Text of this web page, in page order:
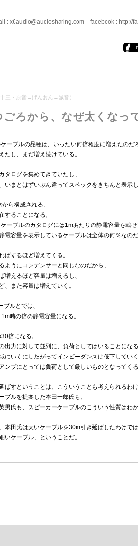
: x6audio@audiosharing.com facebook : http://
三・原音→げんおん→減音）
ろから、なぜ太くなっ
ーブルの品種は、いったい何倍程度に増えたのだ
たし、まだ増え続けている。
タログを集めてきていたし、
いまとはずいぶん違ってスペックをきちんと表示し
ら構成される。
することになる。
ーブルのカタログには1mあたりの静電容量を載せ
電容量を表示しているケーブルは全体の何％なのだ
ばするほど増えてくる。
ようにコンデンサーと同じなのだから、
増えるほど容量は増えるし、
、また容量は増えていく。
ルとでは、
時の倍の静電容量になる。
倍になる。
出力に対して並列に、負荷としてはいることになる
にいくにしたがってインピーダンスは低下していく
ンプにとっては負荷として厳しいものとなってくる
ばすということは、こういうことも考えられるわけ
ブルを提案した本田一郎氏も、
男氏も、スピーカーケーブルのこういう性質はわか
本田氏は太いケーブルを30m引き延ばしたわけでは
いケーブル、ということだ。